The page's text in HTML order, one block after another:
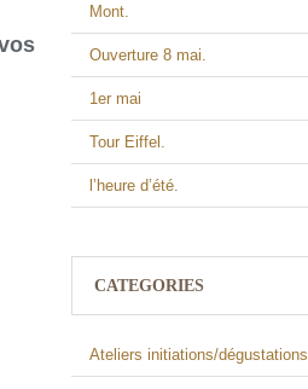
Mont.
Ouverture 8 mai.
1er mai
Tour Eiffel.
l’heure d’été.
CATEGORIES
Ateliers initiations/dégustations